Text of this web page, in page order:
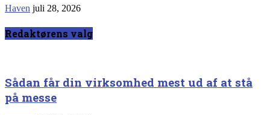
Haven juli 28, 2026
Redaktørens valg
Sådan får din virksomhed mest ud af at stå
på messe